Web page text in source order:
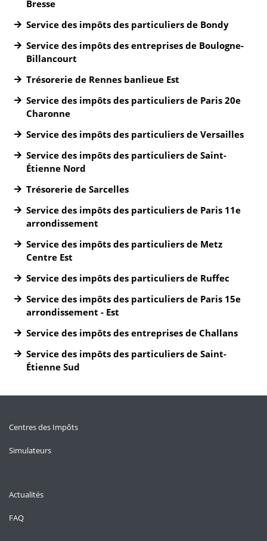
Bresse
Service des impôts des particuliers de Bondy
Service des impôts des entreprises de Boulogne-
Billancourt
Trésorerie de Rennes banlieue Est
Service des impôts des particuliers de Paris 20e
Charonne
Service des impôts des particuliers de Versailles
Service des impôts des particuliers de Saint-
Étienne Nord
Trésorerie de Sarcelles
Service des impôts des particuliers de Paris 11e
arrondissement
Service des impôts des particuliers de Metz
Centre Est
Service des impôts des particuliers de Ruffec
Service des impôts des particuliers de Paris 15e
arrondissement - Est
Service des impôts des entreprises de Challans
Service des impôts des particuliers de Saint-
Étienne Sud
Centres des Impôts
Simulateurs
Actualités
FAQ